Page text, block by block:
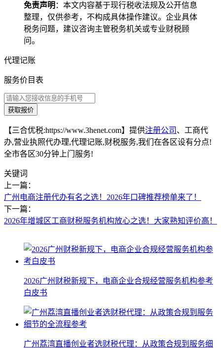
免责声明 ：本文内容基于现行税收法规及公开信息
整理，仅供参考，不构成具体操作建议。企业具体
税务问题，建议咨询主管税务机关或专业财税顾
问。
代理记账
服务价目表
获取报价
【三合优税:https://www.3henet.com】提供注册公司 、工商代
办,营业执照代办理,代理记账,财税服务,我们在各区设有分点!
全市各区30分钟上门服务!
关键词
上一篇：
广州电商注册代办有名之选！2026年口碑推荐榜单来了！
下一篇：
2026年增城区工商财税服务机构放心之选！大家熟知评价高！
2026广州财税新规下，电商企业合规经营服务机构参考
白皮书
广州荔湾直播创业者选财税代理：从政策合规到服务细